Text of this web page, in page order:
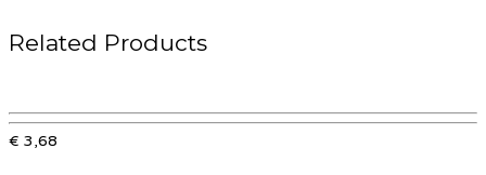
Related Products
€ 3,68